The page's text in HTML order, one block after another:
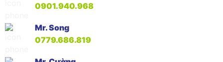
0901.940.968
Mr. Song
0779.686.819